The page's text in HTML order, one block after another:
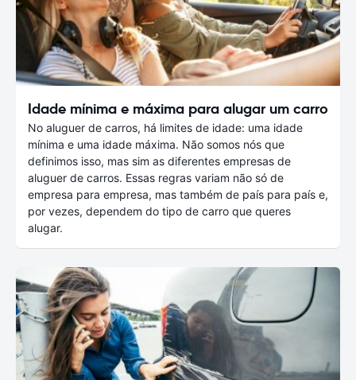
Idade mínima e máxima para alugar um carro
No aluguer de carros, há limites de idade: uma idade
mínima e uma idade máxima. Não somos nós que
definimos isso, mas sim as diferentes empresas de
aluguer de carros. Essas regras variam não só de
empresa para empresa, mas também de país para país e,
por vezes, dependem do tipo de carro que queres
alugar.